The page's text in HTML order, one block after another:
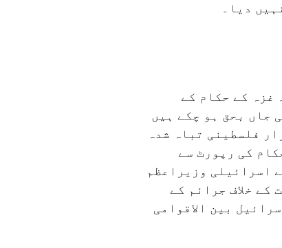
دیا۔
کشی کر رہا ہے۔ غزہ کے حکام کے
اب تک ۵۵ ہزار سے زائد فلسطینی جاں بحق ہو چکے ہیں
تر خواتین اور بچے ہیں۔ فلسطین کی سرکاری نیوز ایجنسی وفا کے مطابق، ۱۱ ہزار فلسطینی تباہ شدہ
کی رپورٹ سے
فوجداری عدالت نے اسرائیلی وزیراعظم
کے خلاف جرائم کے
بین الاقوامی